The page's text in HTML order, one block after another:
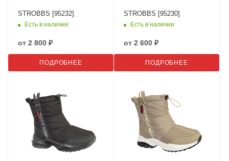
STROBBS [95232]
Есть в наличии
от 2 800 ₽
ПОДРОБНЕЕ
STROBBS [95230]
Есть в наличии
от 2 600 ₽
ПОДРОБНЕЕ